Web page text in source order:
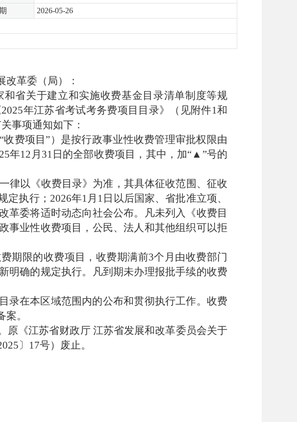
2026-05-26
革委（局）：
省关于建立和实施收费基金目录清单制度等规
2025年江苏省考试考务费项目目录》（见附件1和
事项通知如下：
“收费项目 ”）是按行政事业性收费管理审批权限由
5年12 月 31 日的全部收费项目，其中，加“▲ ”号的
律以《收费目录》为准，其具体征收范围、征收
定执行； 2026年1月 1 日以后国家、省批准立项、
革委将适时动态向社会公布。凡未列入《收费目
事业性收费项目，公民、法人和其他组织可以拒
期限的收费项目，收费期满前3个月由收费部门
明确的规定执行。凡到期未办理报批手续的收费
录在本区域范围内的公布和贯彻执行工作。收费
。
原《江苏省财政厅 江苏省发展和改革委员会关于
5〕 17号）废止。